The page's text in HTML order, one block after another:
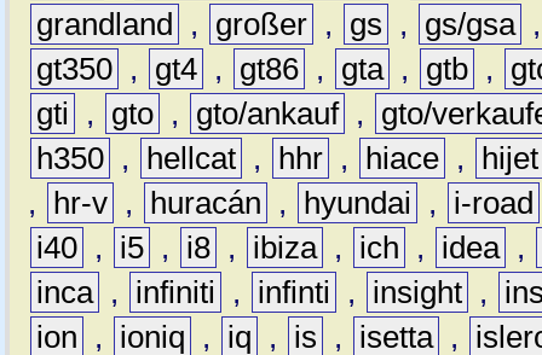
grandland
, großer , gs , gs/gsa
gt350 , gt4 , gt86 , gta , gtb ,
gti
, gto , gto/ankauf ,
gto/
h350 , hellcat , hhr , hiace ,
hijet
,
hr-v , huracán , hyundai ,
i-road
i40 , i5 , i8 , ibiza , ich , idea ,
inca , infiniti , infinti , insight ,
ion
, ioniq , iq , is , isetta ,